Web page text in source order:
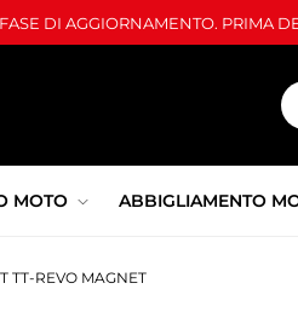
DI AGGIORNAMENTO. PRIMA
MOTO ABBIGLIAMENTO
TT-REVO MAGNET